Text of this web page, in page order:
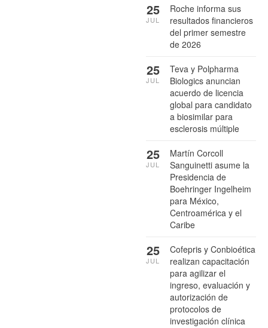
Roche informa sus
resultados financieros
del primer semestre
de 2026
25
JUL
Teva y Polpharma
Biologics anuncian
acuerdo de licencia
global para candidato
a biosimilar para
esclerosis múltiple
25
JUL
Martín Corcoll
Sanguinetti asume la
Presidencia de
Boehringer Ingelheim
para México,
Centroamérica y el
Caribe
25
JUL
Cofepris y Conbioética
realizan capacitación
para agilizar el
ingreso, evaluación y
autorización de
protocolos de
investigación clínica
25
JUL